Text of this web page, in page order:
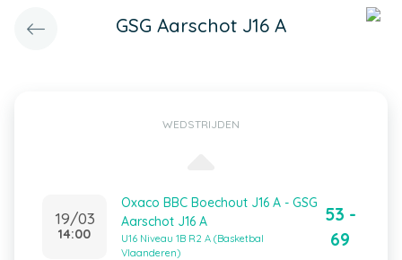
GSG Aarschot J16 A
WEDSTRIJDEN
19/03
14:00
Oxaco BBC Boechout J16 A - GSG
Aarschot J16 A
U16 Niveau 1B R2 A (Basketbal
Vlaanderen)
53 -
69